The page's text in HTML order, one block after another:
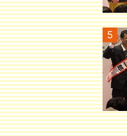
5